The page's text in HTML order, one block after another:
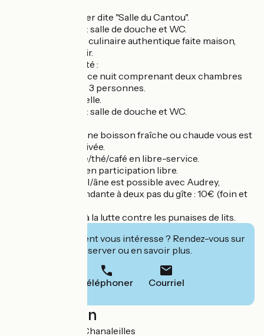
- une salle à manger dite "Salle du Cantou".
- les commodités : salle de douche et WC.
- une proposition culinaire authentique faite maison,
associée au Terroir.
Calme & tranquillité :
- à l'étage, un espace nuit comprenant deux chambres
indépendantes de 3 personnes.
- 1 alcôve individuelle.
- les commodités : salle de douche et WC.
- selon la saison, une boisson fraîche ou chaude vous est
offerte à votre arrivée.
- un Espace tisane/thé/café en libre-service.
- le lave-linge est en participation libre.
- un accueil cheval/âne est possible avec Audrey,
monitrice indépendante à deux pas du gîte : 10€ (foin et
- le gîte participe à la lutte contre les punaises de lits.
Cet établissement vous intéresse ? Rendez-vous sur
leur site pour réserver ou en savoir plus.
Téléphoner Courriel
Localisation
Chazeaux 43170 Chanaleilles